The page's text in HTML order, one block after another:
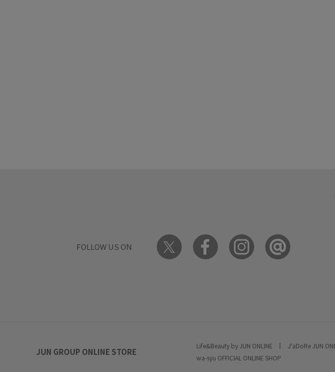
FOLLOW US ON
JUN GROUP ONLINE STORE
Life&Beauty by JUN ONLINE J'aDoRe JUN
wa-syu OFFICIAL ONLINE SHOP